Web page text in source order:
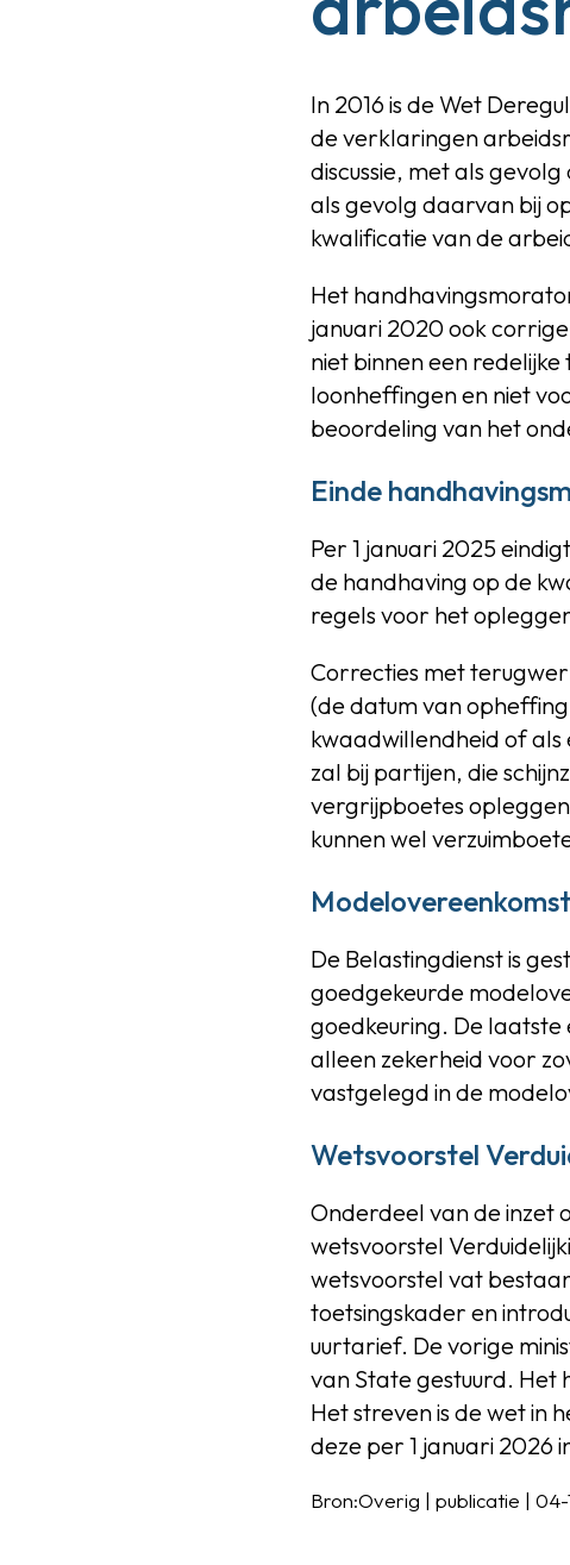
In 2016 is de Wet
de verklaringen
discussie, met als
als gevolg daarvan bij
kwalificatie van de
Het
januari 2020 ook
niet binnen een
loonheffingen en niet
beoordeling van het
Einde
Per 1 januari 2025
de handhaving op de
regels voor het
Correcties met
(de datum van
kwaadwillendheid of als
zal bij partijen, die
vergrijpboetes
kunnen wel
De Belastingdienst is
goedgekeurde
goedkeuring. De laatste
alleen zekerheid voor
vastgelegd in de
Wetsvoorstel
Onderdeel van de inzet
wetsvoorstel
wetsvoorstel vat
toetsingskader en
uurtarief. De vorige
van State gestuurd. Het
Het streven is de wet in
deze per 1 januari 2026
Bron:Overig | publicatie | 04-